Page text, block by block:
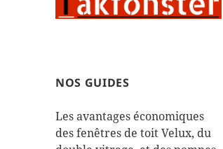
NOS GUIDES
Les avantages économiques
des fenêtres de toit Velux, du